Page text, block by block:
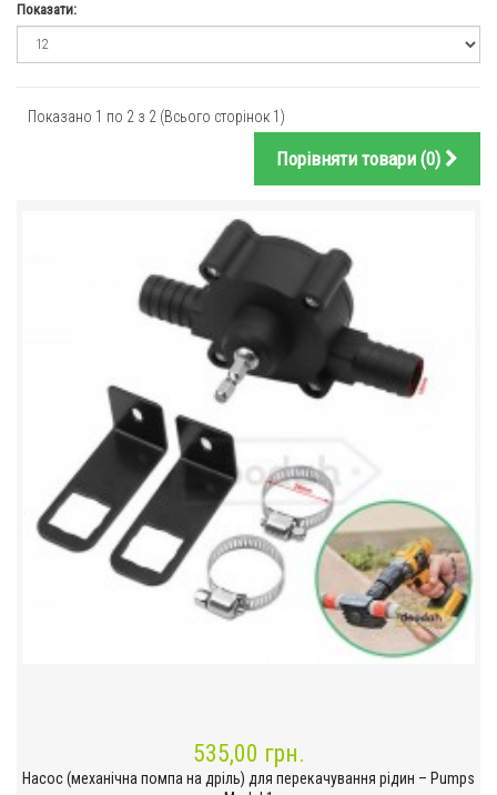
Показати:
Показано 1 по 2 з 2 (Всього сторінок 1)
Порівняти товари (0)
535,00 грн.
Насос (механічна помпа на дріль) для перекачування рідин – Pumps